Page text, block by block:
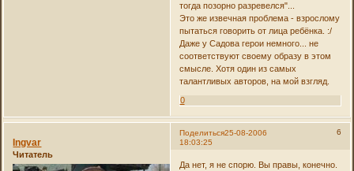
тогда позорно разревелся"...
Это же извечная проблема - взрослому
пытаться говорить от лица ребёнка. :/
Даже у Садова герои немного... не
соответствуют своему образу в этом
смысле. Хотя один из самых
талантливых авторов, на мой взгляд.
0
Поделиться 6
25-08-2006
18:03:25
Ingvar
Читатель
Да нет, я не спорю. Вы правы, конечно.